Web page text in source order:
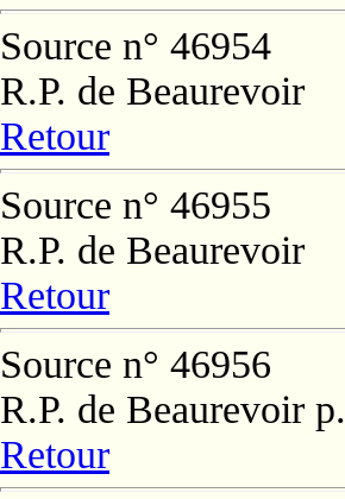
Source n° 46954
R.P. de Beaurevoir
Retour
Source n° 46955
R.P. de Beaurevoir
Retour
Source n° 46956
R.P. de Beaurevoir
Retour